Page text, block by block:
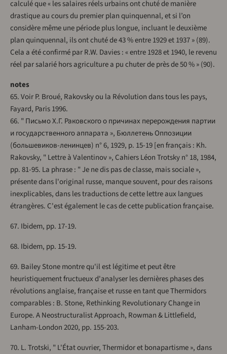
calculé que « les salaires réels urbains ont chuté de manière
drastique au cours du premier plan quinquennal, et si l’on
considère même une période plus longue, incluant le deuxième
plan quinquennal, ils ont chuté de 43 % entre 1929 et 1937 » (89).
Cela a été confirmé par R.W. Davies : « entre 1928 et 1940, le revenu
réel par salarié hors agriculture a pu chuter de près de 50 % » (90).
notes
65. Voir P. Broué, Rakovsky ou la Révolution dans tous les pays,
Fayard, Paris 1996.
66. " Письмо Х.Г. Раковского о причинах перерождения партии
и государственного аппарата », Бюллетень Оппозиции
(большевиков-ленинцев) n° 6, 1929, p. 15-19 [en français : Kh.
Rakovsky, " Lettre à Valentinov », Cahiers Léon Trotsky n° 18, 1984,
pp. 81-95. La phrase : " Je ne dis pas de classe, mais sociale »,
présente dans l'original russe, manque souvent, pour des raisons
inexplicables, dans les traductions de cette lettre aux langues
étrangères. C'est également le cas de cette publication française.
67. Ibidem, pp. 17-19.
68. Ibidem, pp. 15-19.
69. Bailey Stone montre qu'il est légitime et peut être
heuristiquement fructueux d'analyser les dernières phases des
révolutions anglaise, française et russe en tant que Thermidors
comparables : B. Stone, Rethinking Revolutionary Change in
Europe. A Neostructuralist Approach, Rowman & Littlefield,
Lanham-London 2020, pp. 155-203.
70. L. Trotski, " L'État ouvrier, Thermidor et bonapartisme », dans